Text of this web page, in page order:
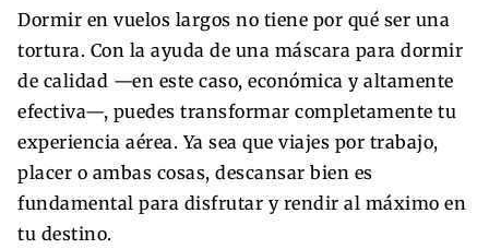
Dormir en vuelos largos no tiene por qué ser una
tortura. Con la ayuda de una máscara para dormir
de calidad —en este caso, económica y altamente
efectiva—, puedes transformar completamente tu
experiencia aérea. Ya sea que viajes por trabajo,
placer o ambas cosas, descansar bien es
fundamental para disfrutar y rendir al máximo en
tu destino.